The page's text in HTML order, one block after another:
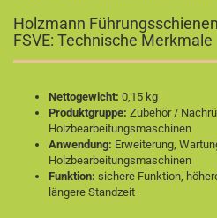
Holzmann
FSVE: Technische Merkmale
Nettogewicht: 0,15 kg
Produktgruppe: Zubehör /
Holzbearbeitungsmaschinen
Anwendung: Erweiterung,
Holzbearbeitungsmaschinen
Funktion: sichere Funktion,
längere Standzeit